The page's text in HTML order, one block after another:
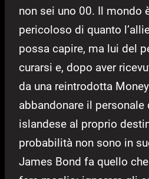
non sei uno 00. Il mondo
pericoloso di quanto
possa capire, ma lui del
curarsi e, dopo aver
da una reintrodotta
abbandonare il personale
islandese al proprio
probabilità non sono in
James Bond fa quello